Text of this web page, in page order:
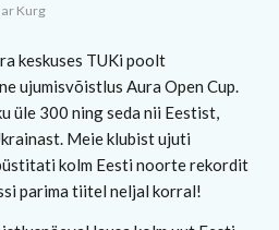
Kurg
keskuses TUKi poolt
ujumisvõistlus Aura Open Cup.
üle 300 ning seda nii Eestist,
Meie klubist ujuti
kolm Eesti noorte rekordit
parima tiitel neljal korral!